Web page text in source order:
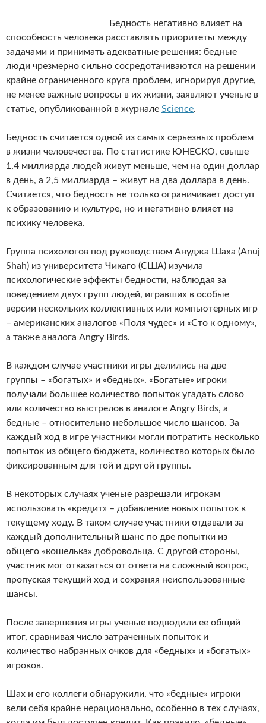
Бедность негативно влияет на
способность человека расставлять приоритеты между
задачами и принимать адекватные решения: бедные
люди чрезмерно сильно сосредотачиваются на решении
крайне ограниченного круга проблем, игнорируя другие,
не менее важные вопросы в их жизни, заявляют ученые в
статье, опубликованной в журнале Science.
Бедность считается одной из самых серьезных проблем
в жизни человечества. По статистике ЮНЕСКО, свыше
1,4 миллиарда людей живут меньше, чем на один доллар
в день, а 2,5 миллиарда – живут на два доллара в день.
Считается, что бедность не только ограничивает доступ
к образованию и культуре, но и негативно влияет на
психику человека.
Группа психологов под руководством Ануджа Шаха (Anuj
Shah) из университета Чикаго (США) изучила
психологические эффекты бедности, наблюдая за
поведением двух групп людей, игравших в особые
версии нескольких коллективных или компьютерных игр
– американских аналогов «Поля чудес» и «Сто к одному»,
а также аналога Angry Birds.
В каждом случае участники игры делились на две
группы – «богатых» и «бедных». «Богатые» игроки
получали большее количество попыток угадать слово
или количество выстрелов в аналоге Angry Birds, а
бедные – относительно небольшое число шансов. За
каждый ход в игре участники могли потратить несколько
попыток из общего бюджета, количество которых было
фиксированным для той и другой группы.
В некоторых случаях ученые разрешали игрокам
использовать «кредит» – добавление новых попыток к
текущему ходу. В таком случае участники отдавали за
каждый дополнительный шанс по две попытки из
общего «кошелька» добровольца. С другой стороны,
участник мог отказаться от ответа на сложный вопрос,
пропуская текущий ход и сохраняя неиспользованные
шансы.
После завершения игры ученые подводили ее общий
итог, сравнивая число затраченных попыток и
количество набранных очков для «бедных» и «богатых»
игроков.
Шах и его коллеги обнаружили, что «бедные» игроки
вели себя крайне нерационально, особенно в тех случаях,